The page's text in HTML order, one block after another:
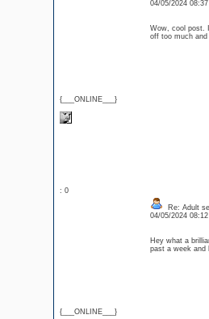
{___ONLINE___}
04/05/2024
Wow, cool post.
off too much
: 0
{___ONLINE___}
Re: Adult
04/05/2024
Hey what a
past a week